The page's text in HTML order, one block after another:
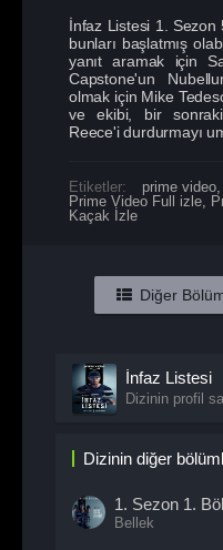
İnfaz Listesi 1.
bunları başlatmış
yanıt aramak için
Capstone'un
olmak için Mike
ve ekibi, bir
Reece'i durdurmayı
Etiketler: prime video
Prime Video Full izle
Kaçak İzle
Diğer
İnfaz Listesi
Dizinin profil
Dizinin diğer
1. Sezon 1.
Bellek